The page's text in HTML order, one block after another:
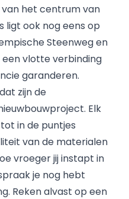
het centrum van
ligt ook nog eens op
Steenweg en
een vlotte verbinding
garanderen.
dat zijn de
Elk
in de puntjes
van de materialen
vroeger jij instapt in
je nog hebt
Reken alvast op een